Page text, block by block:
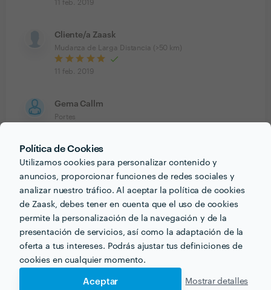
Política de Cookies
Utilizamos cookies para personalizar contenido y
anuncios, proporcionar funciones de redes sociales y
analizar nuestro tráfico. Al aceptar la política de cookies
de Zaask, debes tener en cuenta que el uso de cookies
permite la personalización de la navegación y de la
presentación de servicios, así como la adaptación de la
oferta a tus intereses. Podrás ajustar tus definiciones de
cookies en cualquier momento.
Aceptar Mostrar detalles
11 feb. 2019
Cliente/a Zaask
Mudanza de Larga Distancia (>50 km)
11 feb. 2019
Gema Callm
Portes
Han sido muy buenos profesionales y puntuales. Para
mis próximos portes contaré con sus servicios.
PORTFOLIO